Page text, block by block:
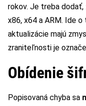
rokov. Je treba
x86, x64 a ARM. Ide
aktualizácie majú
zraniteľnosti je
Obídenie
Popisovaná chyba sa